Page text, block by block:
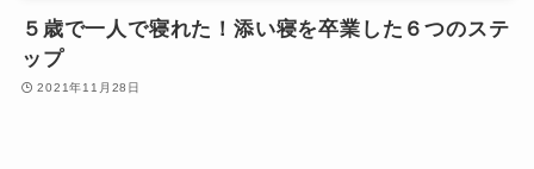
５歳で一人で寝れた！添い寝を卒業した６つのステ
ップ
2021年11月28日